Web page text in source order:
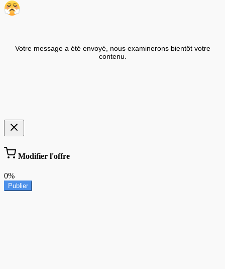
Votre message a été envoyé, nous examinerons bientôt votre
contenu.
Modifier l'offre
0%
Publier